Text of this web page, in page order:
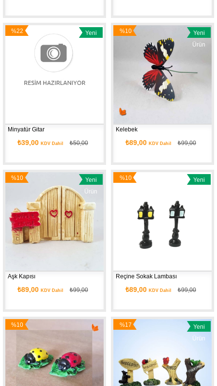
Minyatür Gitar
₺39,00 KDV Dahil ₺50,00
%22
Yeni
Kelebek
₺89,00 KDV Dahil ₺99,00
%10
Yeni
Ürün
Aşk Kapısı
₺89,00 KDV Dahil ₺99,00
%10
Yeni
Ürün
Reçine Sokak Lambası
₺89,00 KDV Dahil ₺99,00
%10
Yeni
%10
%17
Yeni
Ürün